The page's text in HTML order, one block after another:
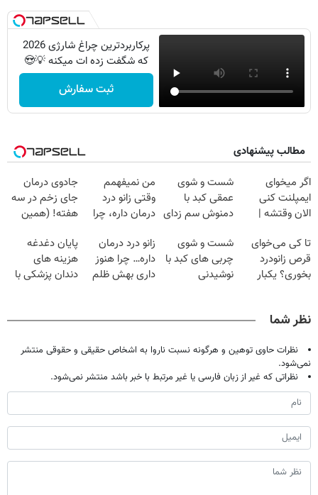
پرکاربردترین چراغ شارژی 2026
که شگفت زده ات میکنه 💡😍
ثبت سفارش
مطالب پیشنهادی
اگر میخوای
ایمپلنت کنی
الان وقتشه |
میلیون تومان!!!
شست و شوی
عمقی کبد با
دمنوش سم زدای
من نمیفهمم
وقتی زانو درد
درمان داره، چرا
تحمل میکنی؟❗
جادوی درمان
جای زخم در سه
هفته! (همین
صحبت کنید)
تا کی می‌خوای
قرص زانودرد
بخوری؟ یکبار
شست و شوی
چربی های کبد با
نوشیدنی
زانو درد درمان
داره… چرا هنوز
داری بهش ظلم
پایان دغدغه
هزینه های
دندان پزشکی با
نظر شما
نظرات حاوی توهین و هرگونه نسبت ناروا به اشخاص حقیقی و حقوقی منتشر
نمی‌شود.
نظراتی که غیر از زبان فارسی یا غیر مرتبط با خبر باشد منتشر نمی‌شود.